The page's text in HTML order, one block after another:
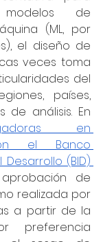
de
(ML, por
el diseño de
veces toma
del
países,
de análisis. En
en
el Banco
(BID)
de
realizada por
a partir de la
preferencia